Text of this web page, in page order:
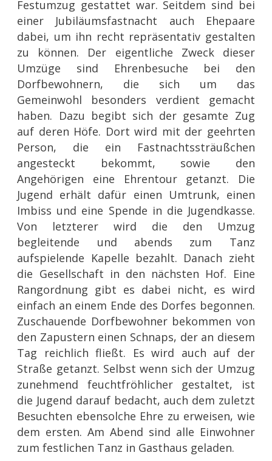
Festumzug gestattet war. Seitdem sind bei
einer Jubiläumsfastnacht auch Ehepaare
dabei, um ihn recht repräsentativ gestalten
zu können. Der eigentliche Zweck dieser
Umzüge sind Ehrenbesuche bei den
Dorfbewohnern, die sich um das
Gemeinwohl besonders verdient gemacht
haben. Dazu begibt sich der gesamte Zug
auf deren Höfe. Dort wird mit der geehrten
Person, die ein Fastnachtssträußchen
angesteckt bekommt, sowie den
Angehörigen eine Ehrentour getanzt. Die
Jugend erhält dafür einen Umtrunk, einen
Imbiss und eine Spende in die Jugendkasse.
Von letzterer wird die den Umzug
begleitende und abends zum Tanz
aufspielende Kapelle bezahlt. Danach zieht
die Gesellschaft in den nächsten Hof. Eine
Rangordnung gibt es dabei nicht, es wird
einfach an einem Ende des Dorfes begonnen.
Zuschauende Dorfbewohner bekommen von
den Zapustern einen Schnaps, der an diesem
Tag reichlich fließt. Es wird auch auf der
Straße getanzt. Selbst wenn sich der Umzug
zunehmend feuchtfröhlicher gestaltet, ist
die Jugend darauf bedacht, auch dem zuletzt
Besuchten ebensolche Ehre zu erweisen, wie
dem ersten. Am Abend sind alle Einwohner
zum festlichen Tanz in Gasthaus geladen.